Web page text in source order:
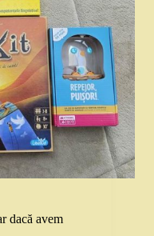
dacă avem